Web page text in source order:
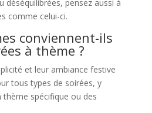
déséquilibrées, pensez aussi à
comme celui-ci.
conviennent-ils
à thème ?
et leur ambiance festive
tous types de soirées, y
thème spécifique ou des